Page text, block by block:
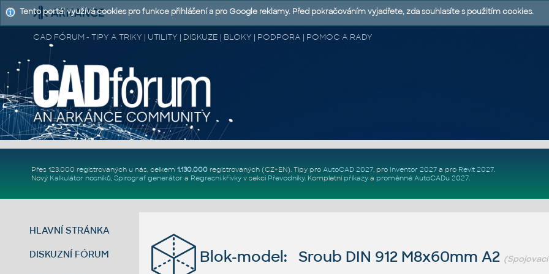
CAD FÓRUM - TIPY A TRIKY | UTILITY | DISKUZE | BLOKY | PODPORA | POMOC A RADY
Přes 123.000 registrovaných u nás, celkem 1.130.000registrovaných (CZ+EN). Tipy pro AutoCAD 2027, pro Inventor 2027a pro Revit 2027.
Nový Kalkulátor nosníků, Spirograf generátor a Regresní křivkyv sekci Převodníky. Kompletní příkazya proměnné AutoCADu 2027.
HLAVNÍ STRÁNKA
DISKUZNÍ FÓRUM Blok-model: Sroub DIN 912 M8x60mm A2
Tento portál využívá cookies pro funkce přihlášení a pro Google reklamy. Před pokračováním vyjadřete, zda souhlasíte s použitím cookies.